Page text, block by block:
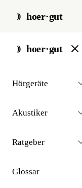
hoer·gut
hoer·gut
Hörgeräte
Akustiker
Ratgeber
Glossar
start / akustiker /
☆☆☆☆☆ Noch
⚠ Dieses Profil
Profil